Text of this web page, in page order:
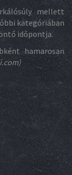
mellett
kategóriában
időpontja.
hamarosan